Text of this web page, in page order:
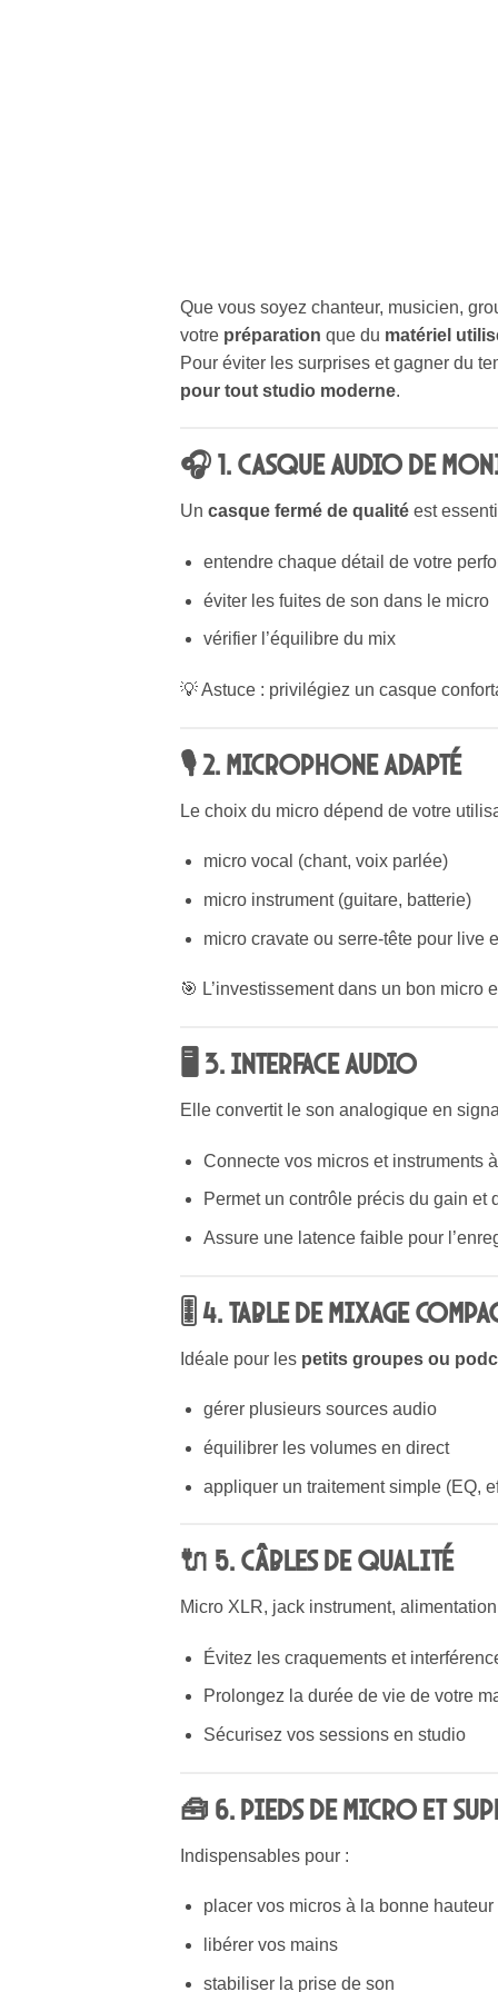
Que vous soyez chanteur, musicien,
votre préparation que du matériel
Pour éviter les surprises et gagner du
pour tout studio moderne.
🎧 1. Casque audio de
Un casque fermé de qualité est
entendre chaque détail de votre
éviter les fuites de son dans le micro
vérifier l’équilibre du mix
💡 Astuce : privilégiez un casque
🎙 2. Microphone adapté
Le choix du micro dépend de votre
micro vocal (chant, voix parlée)
micro instrument (guitare, batterie)
micro cravate ou serre-tête pour live
🎯 L’investissement dans un bon micro
🖥 3. Interface audio
Elle convertit le son analogique en
Connecte vos micros et instruments
Permet un contrôle précis du gain et
Assure une latence faible pour
🎚 4. Table de mixage
Idéale pour les petits groupes ou
gérer plusieurs sources audio
équilibrer les volumes en direct
appliquer un traitement simple (EQ,
🔌 5. Câbles de qualité
Micro XLR, jack instrument,
Évitez les craquements et
Prolongez la durée de vie de votre
Sécurisez vos sessions en studio
🧰 6. Pieds de micro et
Indispensables pour :
placer vos micros à la bonne hauteur
libérer vos mains
stabiliser la prise de son